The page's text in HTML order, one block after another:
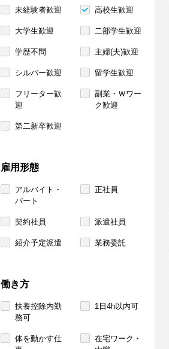
未経験者歓迎 高校生歓迎
大学生歓迎 二部学生歓迎
学歴不問 主婦(夫)歓迎
シルバー歓迎 留学生歓迎
フリーター歓
迎
副業・Ｗワー
ク歓迎
第二新卒歓迎
雇用形態
アルバイト・
パート
正社員
契約社員 派遣社員
紹介予定派遣 業務委託
働き方
扶養控除内勤
務可
1日4h以内可
体を動かす仕
在宅ワーク・